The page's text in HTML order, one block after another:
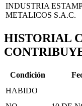
INDUSTRIA
METALICOS S.A.C.
HISTORIAL
Condición
HABIDO